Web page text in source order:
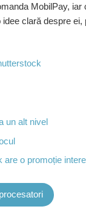
MobilPay,
clară despre
un alt nivel
are o promoție
procesatori